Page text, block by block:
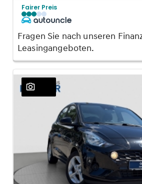
Fairer Preis
Fragen Sie nach unseren
Leasingangeboten.